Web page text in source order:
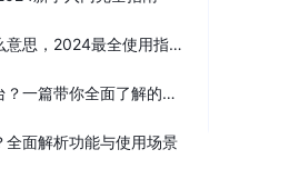
文读懂短链接是什么意思，2024最全使用指南
趣码短链是什么平台？一篇带你全面了解的深度测评
全面解析功能与使用场景